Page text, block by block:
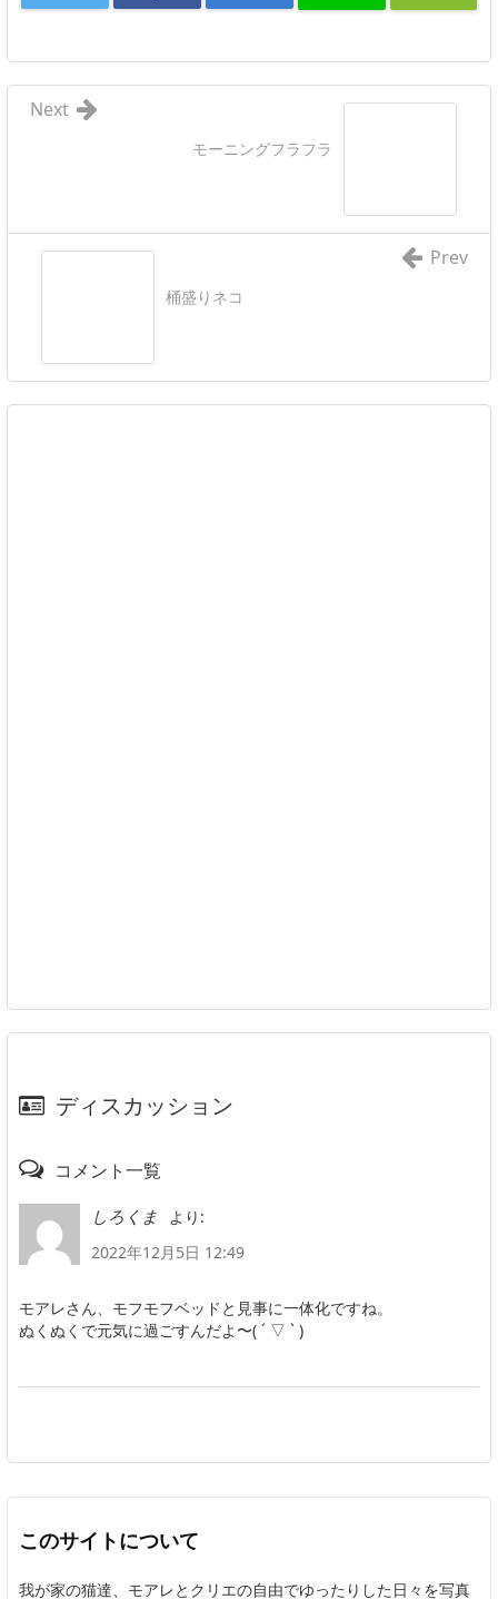
モーニングフラフラ
Next
桶盛りネコ
Prev
ディスカッション
コメント一覧
しろくま
より:
2022年12月5日 12:49
モアレさん、モフモフベッドと見事に一体化ですね。
ぬくぬくで元気に過ごすんだよ〜( ´ ▽ ` )
このサイトについて
我が家の猫達、モアレとクリエの自由でゆったりした日々を写真